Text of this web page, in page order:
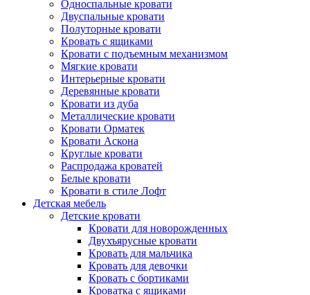
Односпальные кровати
Двуспальные кровати
Полуторные кровати
Кровать с ящиками
Кровати с подъемным механизмом
Мягкие кровати
Интерьерные кровати
Деревянные кровати
Кровати из дуба
Металлические кровати
Кровати Орматек
Кровати Аскона
Круглые кровати
Распродажа кроватей
Белые кровати
Кровати в стиле Лофт
Детская мебель
Детские кровати
Кровати для новорожденных
Двухъярусные кровати
Кровать для мальчика
Кровать для девочки
Кровать с бортиками
Кроватка с ящиками